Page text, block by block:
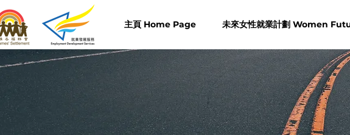
主頁 Home Page 未來女性就業計劃 Women